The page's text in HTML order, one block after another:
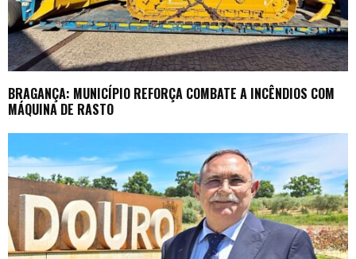
BRAGANÇA: MUNICÍPIO REFORÇA COMBATE A INCÊNDIOS COM
MÁQUINA DE RASTO